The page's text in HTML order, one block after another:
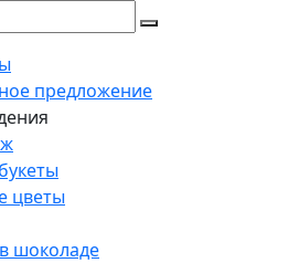
предложение
цветы
шоколаде